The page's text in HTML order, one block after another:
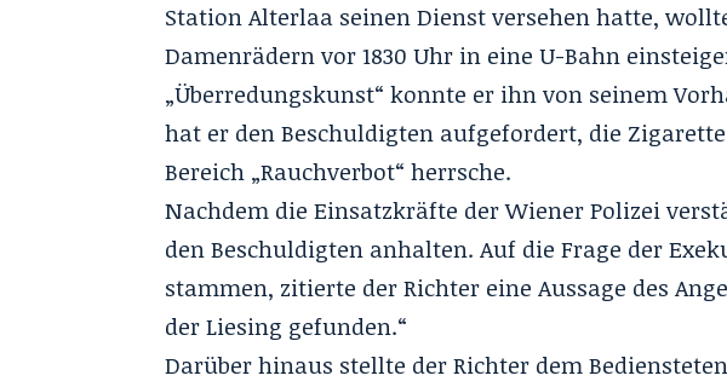
Station Alterlaa seinen Dienst versehen hatte,
Damenrädern vor 1830 Uhr in eine U-Bahn
„Überredungskunst“ konnte er ihn von seinem
hat er den Beschuldigten aufgefordert, die
Bereich „Rauchverbot“ herrsche.
Nachdem die Einsatzkräfte der Wiener Polizei
den Beschuldigten anhalten. Auf die Frage der
stammen, zitierte der Richter eine Aussage des
der Liesing gefunden.“
Darüber hinaus stellte der Richter dem